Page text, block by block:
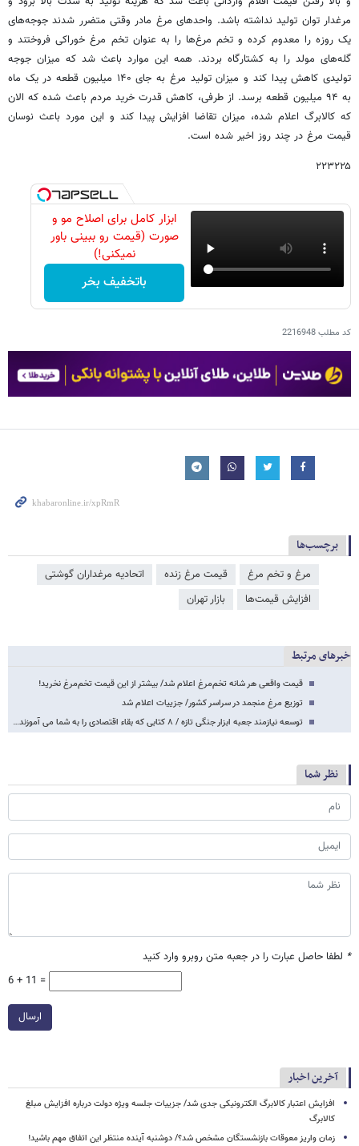
مرغدار توان تولید نداشته باشد. واحدهای مرغ مادر وقتی متضرر شدند جوجه‌های
یک روزه را معدوم کرده و تخم مرغ‌ها را به عنوان تخم مرغ خوراکی فروختند و
گله‌های مولد را به کشتارگاه بردند. همه این موارد باعث شد که میزان جوجه
تولیدی کاهش پیدا کند و میزان تولید مرغ به جای ۱۴۰ میلیون قطعه در یک ماه
به ۹۴ میلیون قطعه برسد. از طرفی، کاهش قدرت خرید مردم باعث شده که الان
که کالابرگ اعلام شده، میزان تقاضا افزایش پیدا کند و این مورد باعث نوسان
قیمت مرغ در چند روز اخیر شده است.
۲۲۳۲۲۵
ابزار کامل برای اصلاح مو و
صورت (قیمت رو ببینی باور
نمیکنی!)
باتخفیف بخر
کد مطلب2216948
برچسب‌ها
مرغ و تخم مرغ قیمت مرغ زنده
اتحادیه مرغداران گوشتی
افزایش قیمت‌ها
بازار تهران
خبرهای مرتبط
قیمت واقعی هر شانه تخم‌مرغ اعلام شد/ بیشتر از این قیمت تخم‌مرغ نخرید!
توزیع مرغ منجمد در سراسر کشور/ جزییات اعلام شد
توسعه نیازمند جعبه ابزار جنگی تازه / ۸ کتابی که بقاء اقتصادی را به شما می آموزند…
نظر شما
* لطفا حاصل عبارت را در جعبه متن روبرو وارد کنید
6 + 11 =
ارسال
آخرین اخبار
افزایش اعتبار کالابرگ الکترونیکی جدی شد/ جزییات جلسه ویژه دولت درباره افزایش مبلغ
کالابرگ
زمان واریز معوقات بازنشستگان مشخص شد؟/ دوشنبه آینده منتظر این اتفاق مهم باشید!